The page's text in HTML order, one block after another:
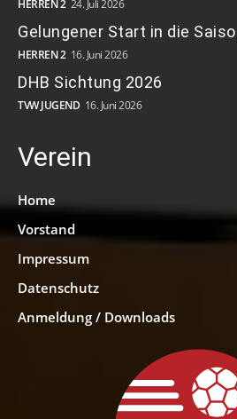
HERREN 2 24. Juli 2026
Gelungener Start in die
HERREN 2 16. Juni 2026
DHB Sichtung 2026
TVW JUGEND 16. Juni 2026
Verein
Home
Vorstand
Impressum
Datenschutz
Anmeldung / Downloads